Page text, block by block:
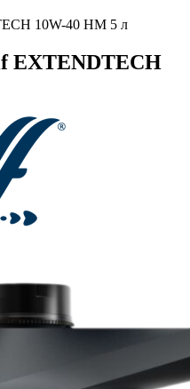
10W-40 HM 5 л
EXTENDTECH